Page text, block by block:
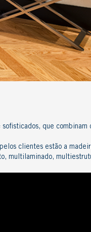
que combinam
clientes estão a
multilaminado,